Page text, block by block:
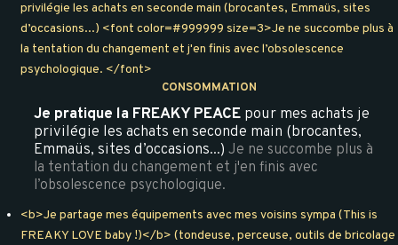
privilégie les achats en seconde main (brocantes, Emmaüs, sites
d’occasions...) <font color=#999999 size=3>Je ne succombe plus à
la tentation du changement et j'en finis avec l’obsolescence
psychologique. </font>
CONSOMMATION
Je pratique la FREAKY PEACE pour mes achats je
privilégie les achats en seconde main (brocantes,
Emmaüs, sites d’occasions...)Je ne succombe plus à
la tentation du changement et j'en finis avec
l’obsolescence psychologique.
<b>Je partage mes équipements avec mes voisins sympa (This is
FREAKY LOVE baby !)</b> (tondeuse, perceuse, outils de bricolage